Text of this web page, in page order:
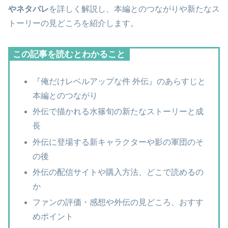
やネタバレを詳しく解説し、本編とのつながりや新たなス
トーリーの見どころを紹介します。
この記事を読むとわかること
『俺だけレベルアップな件 外伝』のあらすじと
本編とのつながり
外伝で描かれる水篠旬の新たなストーリーと成
長
外伝に登場する新キャラクターや影の軍団のそ
の後
外伝の配信サイトや購入方法、どこで読めるの
か
ファンの評価・感想や外伝の見どころ、おすす
めポイント